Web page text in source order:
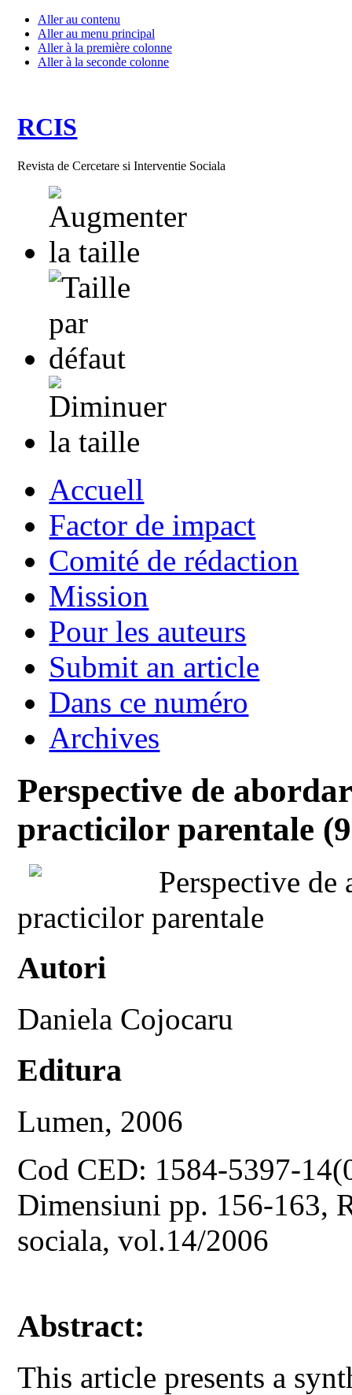
Aller au contenu
Aller au menu principal
Aller à la première colonne
Aller à la seconde colonne
RCIS
Revista de Cercetare si Interventie Sociala
Accuell
Factor de impact
Comité de rédaction
Mission
Pour les auteurs
Submit an article
Dans ce numéro
Archives
Perspective de
practicilor parentale
Perspective de
practicilor parentale
Autori
Daniela Cojocaru
Editura
Lumen, 2006
Cod CED: 1584-5397-
Dimensiuni pp. 156-163,
sociala, vol.14/2006
Abstract:
This article presents a